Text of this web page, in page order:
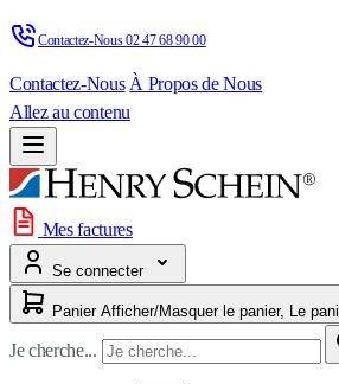
Contactez-Nous 02 47 68 90 00
Contactez-Nous À Propos de Nous
Allez au contenu
Mes factures
Se connecter
Panier Afficher/
Je cherche...